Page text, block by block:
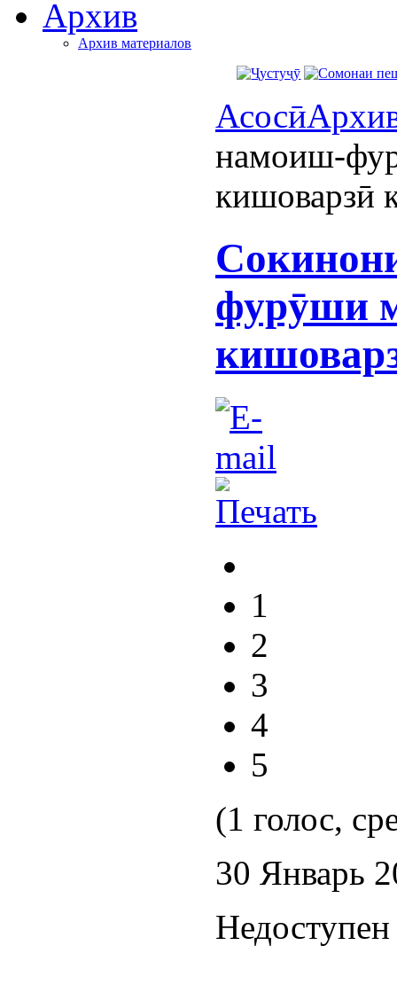
Архив
Архив материалов
Асосӣ
намоиш-
кишоварзӣ
фурӯши
1
2
3
4
5
(1 голос,
30 Январь